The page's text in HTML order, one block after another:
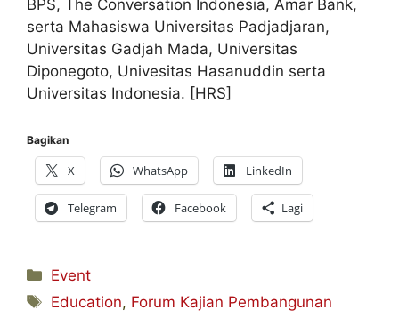
BPS, The Conversation Indonesia, Amar Bank,
serta Mahasiswa Universitas Padjadjaran,
Universitas Gadjah Mada, Universitas
Diponegoto, Univesitas Hasanuddin serta
Universitas Indonesia. [HRS]
Bagikan
X WhatsApp LinkedIn
Telegram Facebook Lagi
Kategori
Event
Tag
Education, Forum Kajian Pembangunan